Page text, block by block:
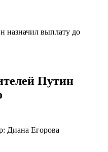
назначил выплату до
Путин
Диана Егорова